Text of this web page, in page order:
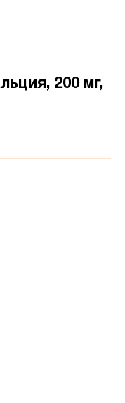
200 мг,